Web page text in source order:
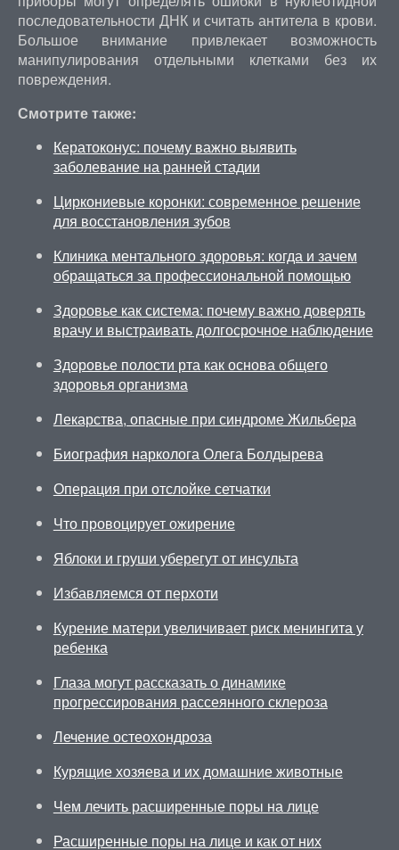
последовательности ДНК и считать антитела в крови.
Большое внимание привлекает возможность
манипулирования отдельными клетками без их
повреждения.
Смотрите также:
Кератоконус: почему важно выявить
заболевание на ранней стадии
Циркониевые коронки: современное решение
для восстановления зубов
Клиника ментального здоровья: когда и зачем
обращаться за профессиональной помощью
Здоровье как система: почему важно доверять
врачу и выстраивать долгосрочное наблюдение
Здоровье полости рта как основа общего
здоровья организма
Лекарства, опасные при синдроме Жильбера
Биография нарколога Олега Болдырева
Операция при отслойке сетчатки
Что провоцирует ожирение
Яблоки и груши уберегут от инсульта
Избавляемся от перхоти
Курение матери увеличивает риск менингита у
ребенка
Глаза могут рассказать о динамике
прогрессирования рассеянного склероза
Лечение остеохондроза
Курящие хозяева и их домашние животные
Чем лечить расширенные поры на лице
Расширенные поры на лице и как от них